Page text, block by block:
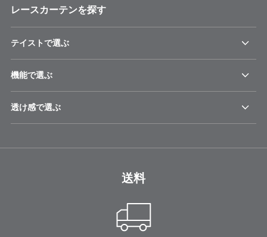
レースカーテンを探す
テイストで選ぶ
機能で選ぶ
透け感で選ぶ
送料